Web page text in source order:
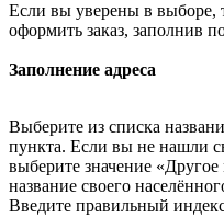
Если вы уверены в выборе,
оформить заказ, заполнив
Заполнение адреса
Выберите из списка
пункта. Если вы не нашли
выберите значение
название своего
Введите правильный